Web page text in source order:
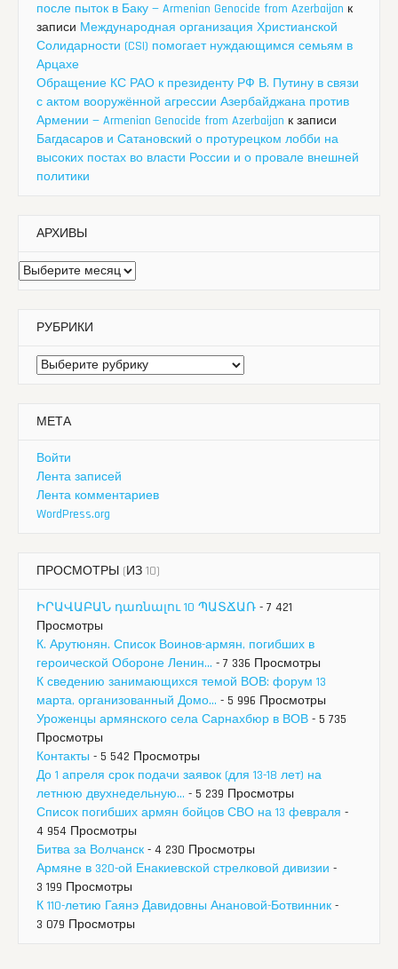
после пыток в Баку — Armenian Genocide from Azerbaijan к
записи Международная организация Христианской
Солидарности (CSI) помогает нуждающимся семьям в
Арцахе
Обращение КС РАО к президенту РФ В. Путину в связи
с актом вооружённой агрессии Азербайджана против
Армении — Armenian Genocide from Azerbaijan к записи
Багдасаров и Сатановский о протурецком лобби на
высоких постах во власти России и о провале внешней
политики
АРХИВЫ
Архивы
РУБРИКИ
Рубрики
МЕТА
Войти
Лента записей
Лента комментариев
WordPress.org
ПРОСМОТРЫ (ИЗ 10)
ԻՐԱՎԱԲԱՆ դառնալու 10 ՊԱՏՃԱՌ - 7 421
Просмотры
К. Арутюнян. Список Воинов-армян, погибших в
героической Обороне Ленин... - 7 336 Просмотры
К сведению занимающихся темой ВОВ: форум 13
марта, организованный Домо... - 5 996 Просмотры
Уроженцы армянского села Сарнахбюр в ВОВ - 5 735
Просмотры
Контакты - 5 542 Просмотры
До 1 апреля срок подачи заявок (для 13-18 лет) на
летнюю двухнедельную... - 5 239 Просмотры
Список погибших армян бойцов СВО на 13 февраля -
4 954 Просмотры
Битва за Волчанск - 4 230 Просмотры
Армяне в 320-ой Енакиевской стрелковой дивизии -
3 199 Просмотры
К 110-летию Гаянэ Давидовны Анановой-Ботвинник -
3 079 Просмотры